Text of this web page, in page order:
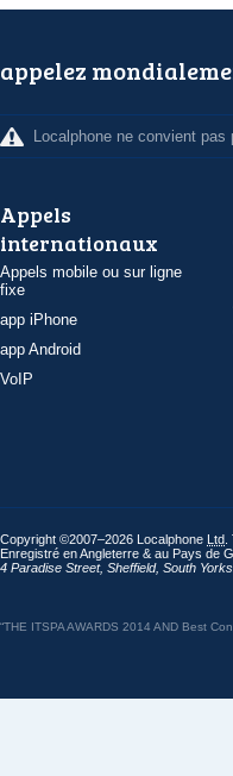
appelez
Localphone ne convient
Appels
internationaux
Appels mobile ou sur ligne
fixe
app iPhone
app Android
VoIP
Copyright ©2007–2026 Localphone Ltd
Enregistré en Angleterre & au Pays de
4 Paradise Street, Sheffield, South
“THE ITSPA AWARDS 2014 AND Best